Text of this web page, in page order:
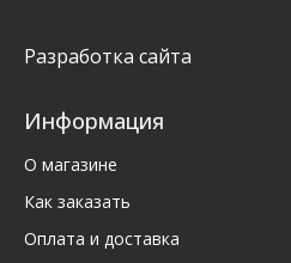
Разработка сайта
Информация
О магазине
Как заказать
Оплата и доставка